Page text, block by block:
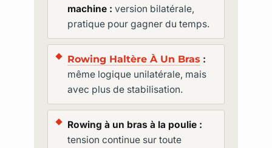
machine : version bilatérale,
pratique pour gagner du temps.
Rowing Haltère À Un Bras :
même logique unilatérale, mais
avec plus de stabilisation.
Rowing à un bras à la poulie :
tension continue sur toute